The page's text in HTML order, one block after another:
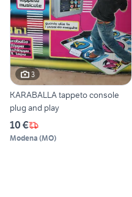
3
KARABALLA tappeto console
plug and play
10 €
Modena (MO)